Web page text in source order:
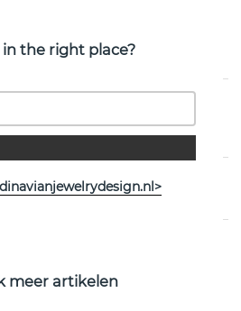
Attling
meer artikelen
the right place?